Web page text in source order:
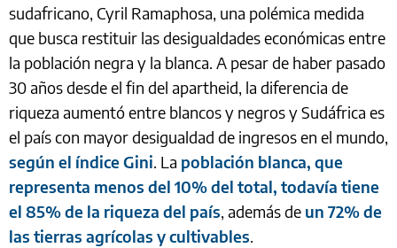
sudafricano, Cyril Ramaphosa, una polémica medida
que busca restituir las desigualdades económicas entre
la población negra y la blanca. A pesar de haber pasado
30 años desde el fin del apartheid, la diferencia de
riqueza aumentó entre blancos y negros y Sudáfrica es
el país con mayor desigualdad de ingresos en el mundo,
según el índice Gini. La población blanca, que
representa menos del 10% del total, todavía tiene
el 85% de la riqueza del país, además de un 72% de
las tierras agrícolas y cultivables.